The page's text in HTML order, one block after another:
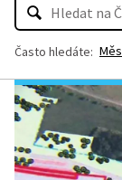
Často hledáte: